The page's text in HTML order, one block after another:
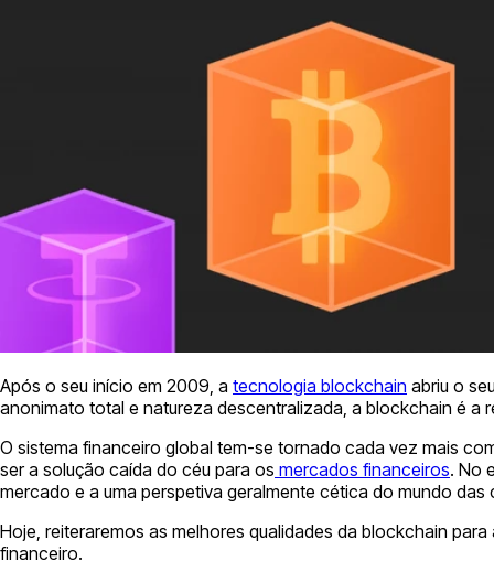
Após o seu início em 2009, a tecnologia blockchain abriu o
anonimato total e natureza descentralizada, a blockchain é a
O sistema financeiro global tem-se tornado cada vez mais
ser a solução caída do céu para os mercados financeiros. No
mercado e a uma perspetiva geralmente cética do mundo
Hoje, reiteraremos as melhores qualidades da blockchain
financeiro.